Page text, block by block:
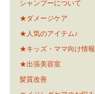
シャンプーについて
★ダメージケア
★人気のアイテム♪
★キッズ・ママ向け情報
★出張美容室
髪質改善